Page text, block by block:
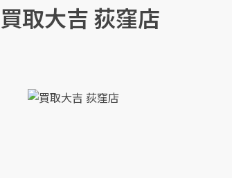
買取大吉 荻窪店